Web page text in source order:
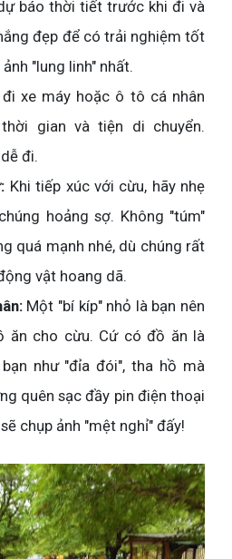
báo thời tiết trước khi đi và
đẹp để có trải nghiệm tốt
"lung linh" nhất.
đi xe máy hoặc ô tô cá nhân
gian và tiện di chuyển.
đi.
Khi tiếp xúc với cừu, hãy nhẹ
hoảng sợ. Không "túm"
quá mạnh nhé, dù chúng rất
vật hoang dã.
Một "bí kíp" nhỏ là bạn nên
ăn cho cừu. Cứ có đồ ăn là
như "đỉa đói", tha hồ mà
quên sạc đầy pin điện thoại
chụp ảnh "mệt nghỉ" đấy!